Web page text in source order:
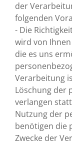
der
folgenden
- Die
wird von
die es uns
Verarbeitung
Löschung der
verlangen
Nutzung der
benötigen die
Zwecke der